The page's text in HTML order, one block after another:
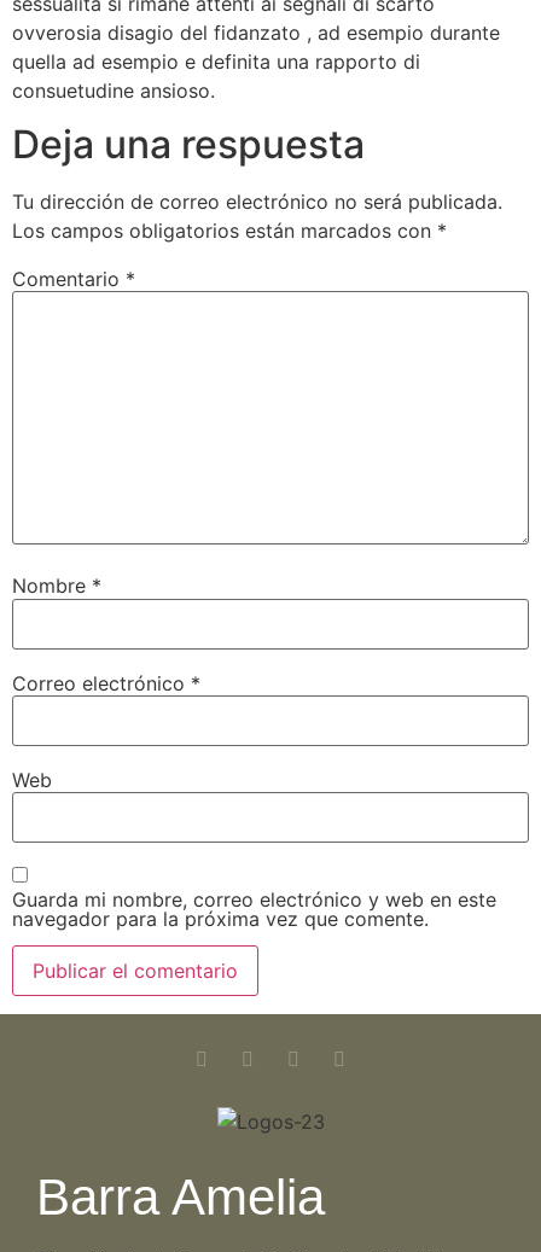
ovverosia disagio del fidanzato , ad esempio durante
quella ad esempio e definita una rapporto di
consuetudine ansioso.
Deja una respuesta
Tu dirección de correo electrónico no será publicada.
Los campos obligatorios están marcados con *
Comentario *
Nombre *
Correo electrónico *
Web
Guarda mi nombre, correo electrónico y web en este
navegador para la próxima vez que comente.
Barra Amelia